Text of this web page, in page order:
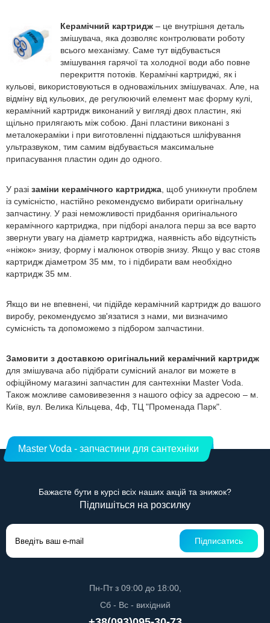
Керамічний картридж – це внутрішня деталь
змішувача, яка дозволяє контролювати роботу
всього механізму. Саме тут відбувається
змішування гарячої та холодної води або повне
перекриття потоків. Керамічні картриджі, як і
кульові, використовуються в одноважільних змішувачах. Але, на
відміну від кульових, де регулюючий елемент має форму кулі,
керамічний картридж виконаний у вигляді двох пластин, які
щільно прилягають між собою. Дані пластини виконані з
металокераміки і при виготовленні піддаються шліфування
ультразвуком, тим самим відбувається максимальне
припасування пластин один до одного.
У разі заміни керамічного картриджа, щоб уникнути проблем
із сумісністю, настійно рекомендуємо вибирати оригінальну
запчастину. У разі неможливості придбання оригінального
керамічного картриджа, при підборі аналога перш за все варто
звернути увагу на діаметр картриджа, наявність або відсутність
«ніжок» знизу, форму і малюнок отворів знизу. Якщо у вас стояв
картридж діаметром 35 мм, то і підбирати вам необхідно
картридж 35 мм.
Якщо ви не впевнені, чи підійде керамічний картридж до вашого
виробу, рекомендуємо зв'язатися з нами, ми визначимо
сумісність та допоможемо з підбором запчастини.
Замовити з доставкою оригінальний керамічний картридж
для змішувача або підібрати сумісний аналог ви можете в
офіційному магазині запчастин для сантехніки Master Voda.
Також можливе самовивезення з нашого офісу за адресою – м.
Київ, вул. Велика Кільцева, 4ф, ТЦ "Променада Парк".
Master Voda - запчастини для сантехніки
Бажаєте бути в курсі всіх наших акцій та знижок?
Підпишіться на розсилку
Підписатись
Пн-Пт з 09:00 до 18:00,
Сб - Вс - вихідний